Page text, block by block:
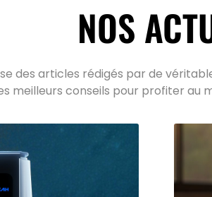
NOS
des articles rédigés par de
meilleurs conseils pour profiter au